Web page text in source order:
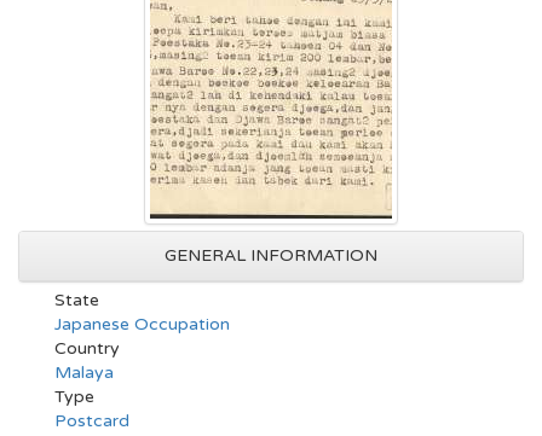
GENERAL INFORMATION
State
Japanese Occupation
Country
Malaya
Type
Postcard